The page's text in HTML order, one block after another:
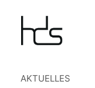
AKTUELLES